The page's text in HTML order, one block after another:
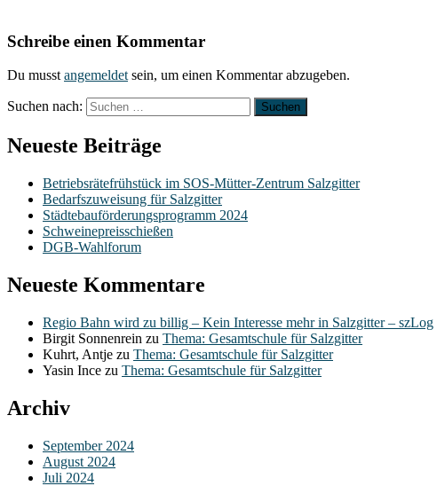
Schreibe einen Kommentar
Du musst angemeldet sein, um einen Kommentar abzugeben.
Suchen nach:
Neueste Beiträge
Betriebsrätefrühstück im SOS-Mütter-Zentrum Salzgitter
Bedarfszuweisung für Salzgitter
Städtebauförderungsprogramm 2024
Schweinepreisschießen
DGB-Wahlforum
Neueste Kommentare
Regio Bahn wird zu billig – Kein Interesse mehr in Salzgitter – szLog
Birgit Sonnenrein zu Thema: Gesamtschule für Salzgitter
Kuhrt, Antje zu Thema: Gesamtschule für Salzgitter
Yasin Ince zu Thema: Gesamtschule für Salzgitter
Archiv
September 2024
August 2024
Juli 2024